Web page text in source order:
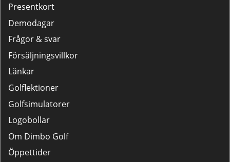
Presentkort
Demodagar
Frågor & svar
Försäljningsvillkor
Länkar
Golflektioner
Golfsimulatorer
Logobollar
Om Dimbo Golf
Öppettider